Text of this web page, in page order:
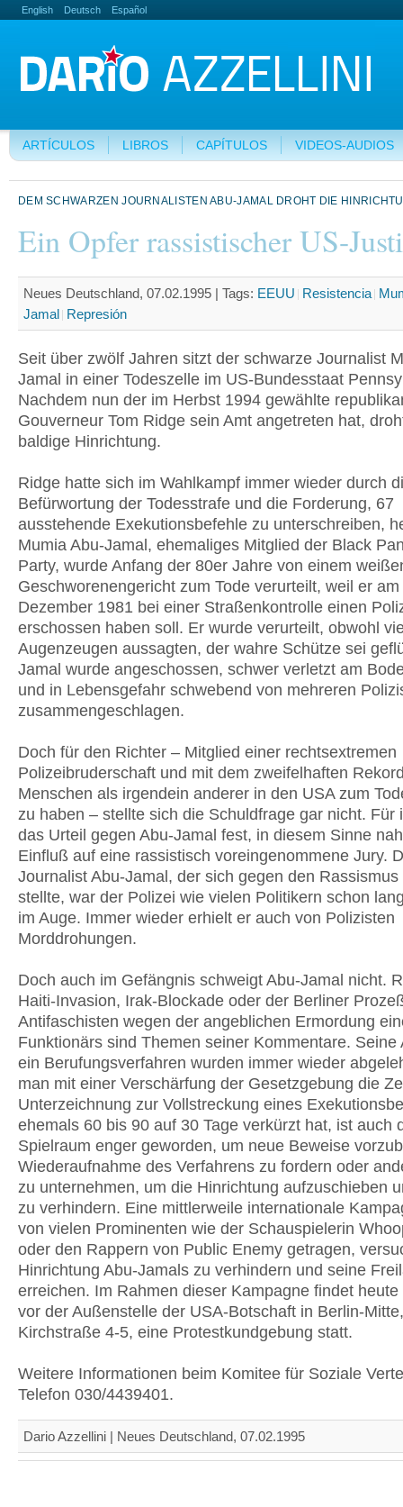
English Deutsch Español
ARTÍCULOS LIBROS CAPÍTULOS VIDEOS-AUDIOS
DEM SCHWARZEN JOURNALISTEN ABU-JAMAL DROHT DIE
Ein Opfer rassistischer US-
Neues Deutschland, 07.02.1995 | Tags: EEUU Resistencia
Jamal Represión
Seit über zwölf Jahren sitzt der schwarze Journalist
Jamal in einer Todeszelle im US-Bundesstaat
Nachdem nun der im Herbst 1994 gewählte
Gouverneur Tom Ridge sein Amt angetreten hat,
baldige Hinrichtung.
Ridge hatte sich im Wahlkampf immer wieder durch
Befürwortung der Todesstrafe und die Forderung, 67
ausstehende Exekutionsbefehle zu unterschreiben,
Mumia Abu-Jamal, ehemaliges Mitglied der Black
Party, wurde Anfang der 80er Jahre von einem
Geschworenengericht zum Tode verurteilt, weil er am
Dezember 1981 bei einer Straßenkontrolle einen
erschossen haben soll. Er wurde verurteilt, obwohl
Augenzeugen aussagten, der wahre Schütze sei
Jamal wurde angeschossen, schwer verletzt am
und in Lebensgefahr schwebend von mehreren
zusammengeschlagen.
Doch für den Richter – Mitglied einer rechtsextremen
Polizeibruderschaft und mit dem zweifelhaften
Menschen als irgendein anderer in den USA zum
zu haben – stellte sich die Schuldfrage gar nicht. Für
das Urteil gegen Abu-Jamal fest, in diesem Sinne
Einfluß auf eine rassistisch voreingenommene Jury.
Journalist Abu-Jamal, der sich gegen den Rassismus
stellte, war der Polizei wie vielen Politikern schon
im Auge. Immer wieder erhielt er auch von Polizisten
Morddrohungen.
Doch auch im Gefängnis schweigt Abu-Jamal nicht.
Haiti-Invasion, Irak-Blockade oder der Berliner
Antifaschisten wegen der angeblichen Ermordung
Funktionärs sind Themen seiner Kommentare. Seine
ein Berufungsverfahren wurden immer wieder
man mit einer Verschärfung der Gesetzgebung die
Unterzeichnung zur Vollstreckung eines
ehemals 60 bis 90 auf 30 Tage verkürzt hat, ist auch
Spielraum enger geworden, um neue Beweise
Wiederaufnahme des Verfahrens zu fordern oder
zu unternehmen, um die Hinrichtung aufzuschieben
zu verhindern. Eine mittlerweile internationale
von vielen Prominenten wie der Schauspielerin
oder den Rappern von Public Enemy getragen,
Hinrichtung Abu-Jamals zu verhindern und seine
erreichen. Im Rahmen dieser Kampagne findet
vor der Außenstelle der USA-Botschaft in Berlin-
Kirchstraße 4-5, eine Protestkundgebung statt.
Weitere Informationen beim Komitee für Soziale
Telefon 030/4439401.
Dario Azzellini | Neues Deutschland, 07.02.1995